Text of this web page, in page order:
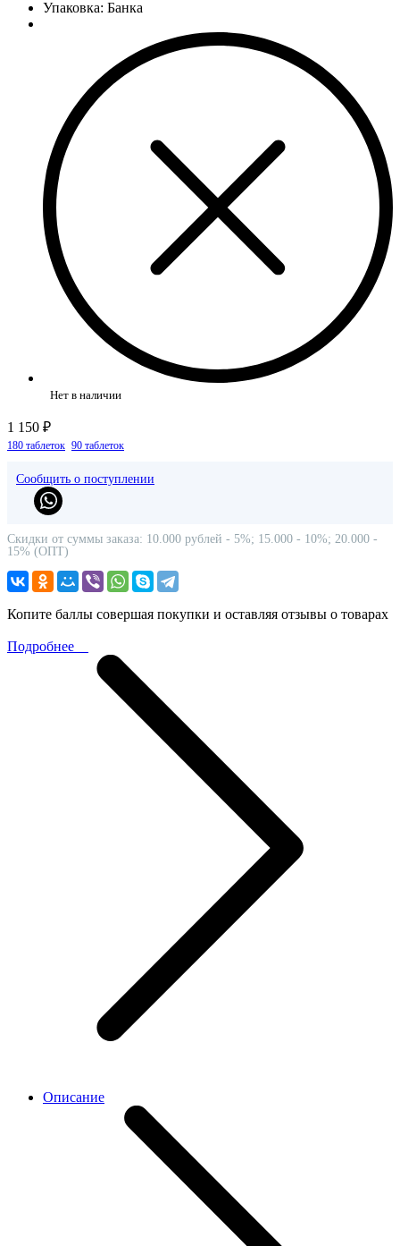
Упаковка: Банка
Нет в наличии
1 150 ₽
180 таблеток 90 таблеток
Сообщить о поступлении
Скидки от суммы заказа: 10.000 рублей - 5%; 15.000 - 10%; 20.000 -
15% (ОПТ)
Копите баллы совершая покупки и оставляя отзывы о товарах
Подробнее
Описание